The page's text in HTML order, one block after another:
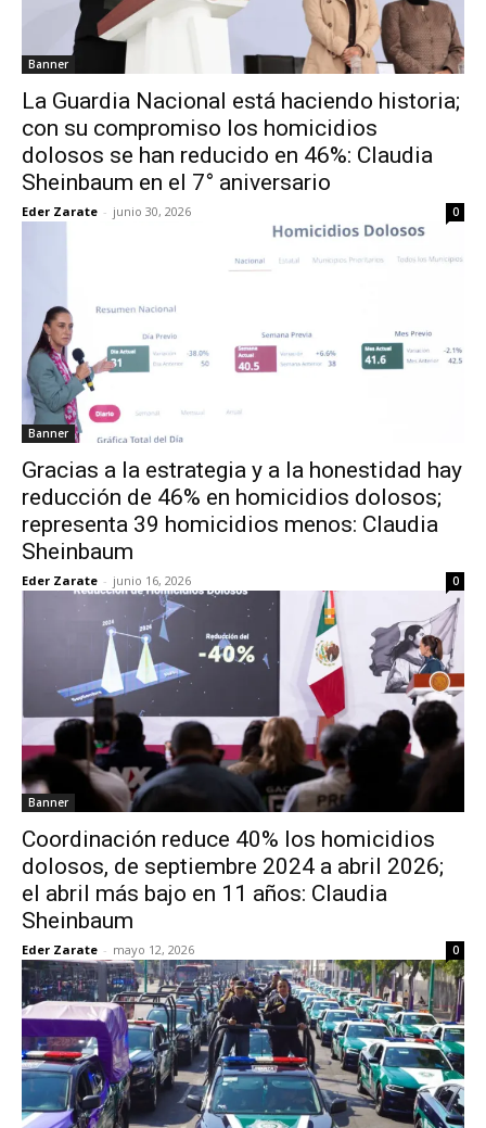
Banner
La Guardia Nacional está haciendo historia;
con su compromiso los homicidios
dolosos se han reducido en 46%: Claudia
Sheinbaum en el 7° aniversario
Eder Zarate - junio 30, 2026 0
Banner
Gracias a la estrategia y a la honestidad hay
reducción de 46% en homicidios dolosos;
representa 39 homicidios menos: Claudia
Sheinbaum
Eder Zarate - junio 16, 2026 0
Banner
Coordinación reduce 40% los homicidios
dolosos, de septiembre 2024 a abril 2026;
el abril más bajo en 11 años: Claudia
Sheinbaum
Eder Zarate - mayo 12, 2026 0